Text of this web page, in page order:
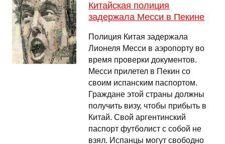
Китайская полиция
задержала Месси в Пекине
Полиция Китая задержала
Лионеля Месси в аэропорту во
время проверки документов.
Месси прилетел в Пекин со
своим испанским паспортом.
Граждане этой страны должны
получить визу, чтобы прибыть в
Китай. Свой аргентинский
паспорт футболист с собой не
взял. Испанцы могут свободно